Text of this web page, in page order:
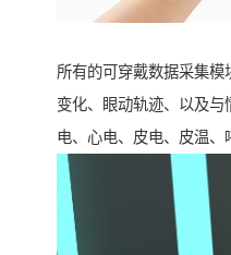
所有的可穿戴数据采集
变化、眼动轨迹、以及
电、心电、皮电、皮温、